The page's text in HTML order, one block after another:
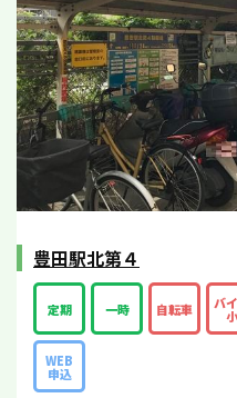
豊田駅北第４
定期 一時 自転車 バ
小
WEB
申込